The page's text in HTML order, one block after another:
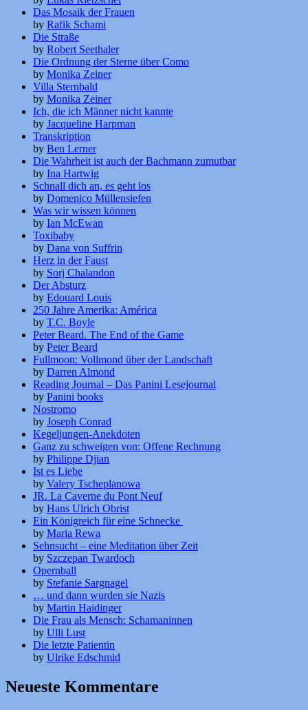
Das Mosaik der Frauen
by Rafik Schami
Die Straße
by Robert Seethaler
Die Ordnung der Sterne über Como
by Monika Zeiner
Villa Sternbald
by Monika Zeiner
Ich, die ich Männer nicht kannte
by Jacqueline Harpman
Transkription
by Ben Lerner
Die Wahrheit ist auch der Bachmann zumutbar
by Ina Hartwig
Schnall dich an, es geht los
by Domenico Müllensiefen
Was wir wissen können
by Ian McEwan
Toxibaby
by Dana von Suffrin
Herz in der Faust
by Sorj Chalandon
Der Absturz
by Edouard Louis
250 Jahre Amerika: América
by T.C. Boyle
Peter Beard. The End of the Game
by Peter Beard
Fullmoon: Vollmond über der Landschaft
by Darren Almond
Reading Journal – Das Panini Lesejournal
by Panini books
Nostromo
by Joseph Conrad
Kegeljungen-Anekdoten
Ganz zu schweigen von: Offene Rechnung
by Philippe Djian
Ist es Liebe
by Valery Tscheplanowa
JR. La Caverne du Pont Neuf
by Hans Ulrich Obrist
Ein Königreich für eine Schnecke
by Maria Rewa
Sehnsucht – eine Meditation über Zeit
by Szczepan Twardoch
Opernball
by Stefanie Sargnagel
… und dann wurden sie Nazis
by Martin Haidinger
Die Frau als Mensch: Schamaninnen
by Ulli Lust
Die letzte Patientin
by Ulrike Edschmid
Neueste Kommentare